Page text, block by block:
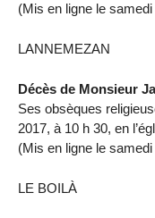
(Mis en ligne le
LANNEMEZAN
Décès de Monsieur
Ses obsèques
2017, à 10 h 30, en
(Mis en ligne le
LE BOILÀ